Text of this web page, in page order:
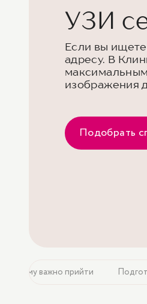
УЗИ
Если вы
адресу. В
изображения
Подобрать
Кому важно прийти